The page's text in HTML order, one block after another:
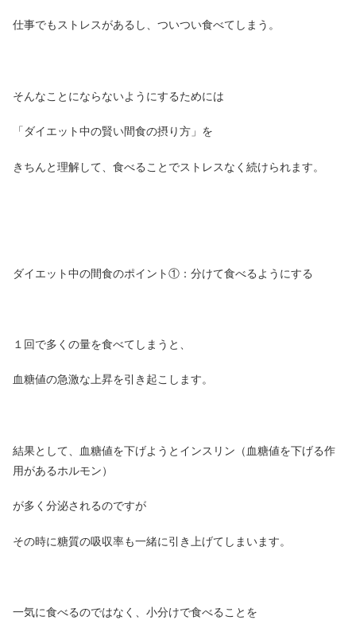
仕事でもストレスがあるし、ついつい食べてしまう。
そんなことにならないようにするためには
「ダイエット中の賢い間食の摂り方」を
きちんと理解して、食べることでストレスなく続けられます。
ダイエット中の間食のポイント①：分けて食べるようにする
１回で多くの量を食べてしまうと、
血糖値の急激な上昇を引き起こします。
結果として、血糖値を下げようとインスリン（血糖値を下げる作
用があるホルモン）
が多く分泌されるのですが
その時に糖質の吸収率も一緒に引き上げてしまいます。
一気に食べるのではなく、小分けで食べることを